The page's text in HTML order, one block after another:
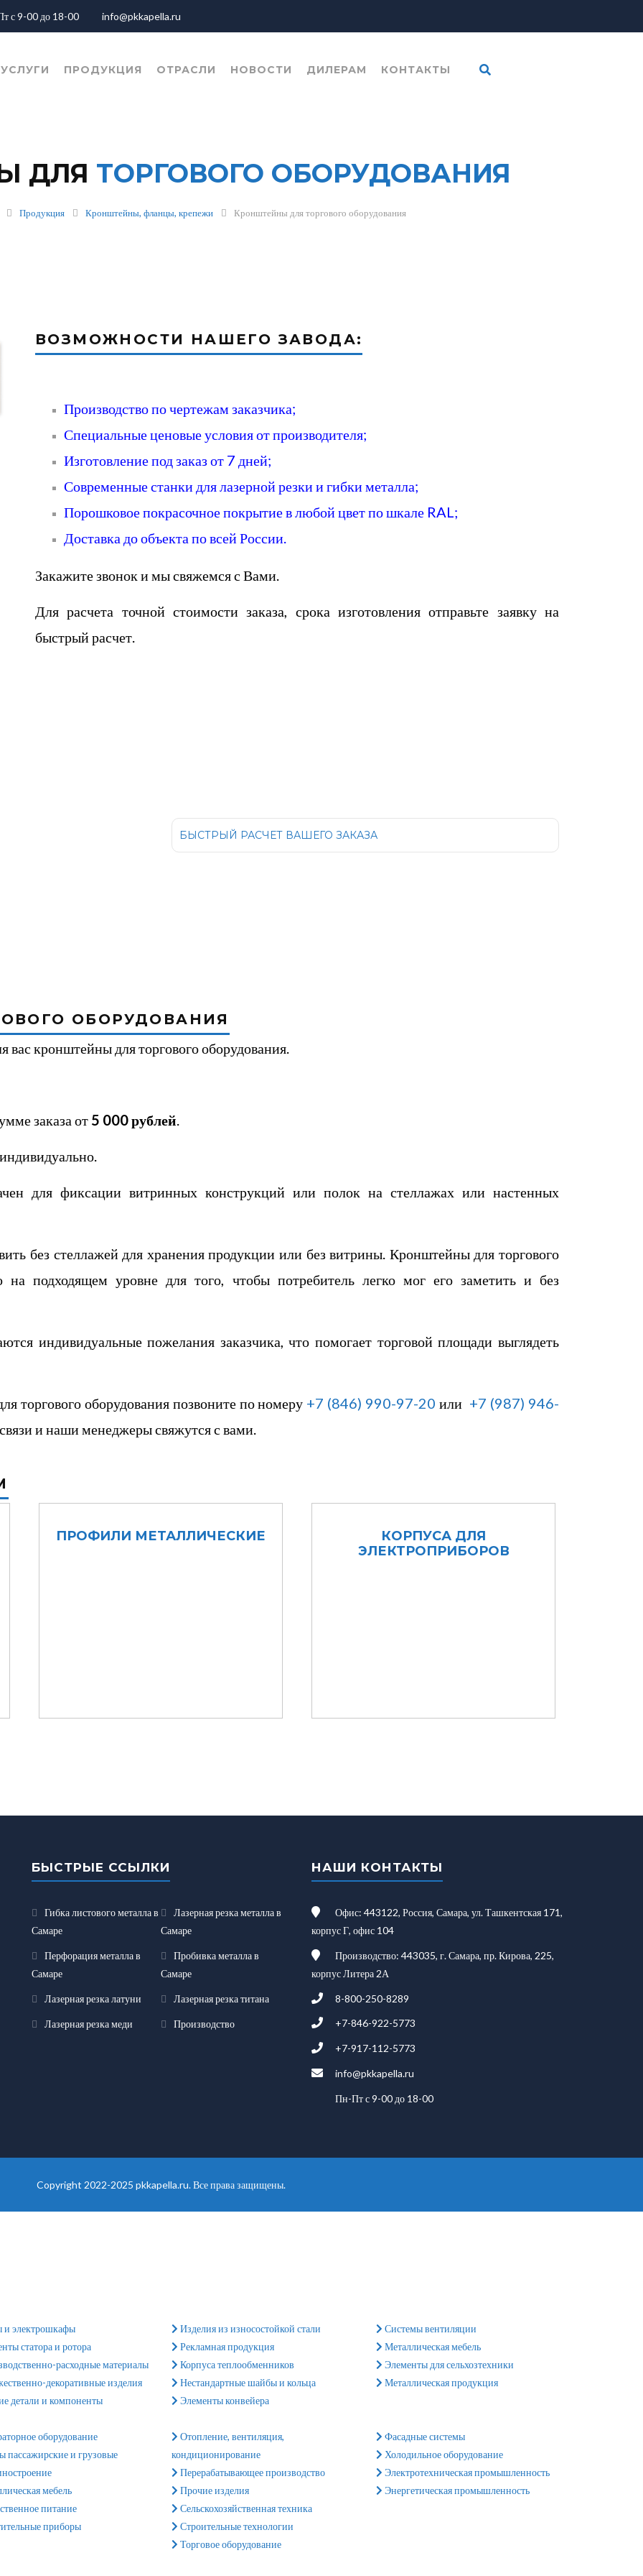
с 9-00 до 18-00 info@pkkapella.ru
УСЛУГИ ПРОДУКЦИЯ ОТРАСЛИ НОВОСТИ ДИЛЕРАМ КОНТАКТЫ
ДЛЯ ТОРГОВОГО ОБОРУДОВАНИЯ
Продукция Кронштейны, фланцы, крепежи Кронштейны для торгового оборудования
ВОЗМОЖНОСТИ НАШЕГО ЗАВОДА:
Производство по чертежам заказчика;
Специальные ценовые условия от производителя;
Изготовление под заказ от 7 дней;
Современные станки для лазерной резки и гибки металла;
Порошковое покрасочное покрытие в любой цвет по шкале RAL;
Доставка до объекта по всей России.
Закажите звонок и мы свяжемся с Вами.
Для расчета точной стоимости заказа, срока изготовления отправьте заявку на
быстрый расчет.
БЫСТРЫЙ РАСЧЕТ ВАШЕГО ЗАКАЗА
ОБОРУДОВАНИЯ
кронштейны для торгового оборудования.
заказа от 5 000 рублей.
для фиксации витринных конструкций или полок на стеллажах или настенных
без стеллажей для хранения продукции или без витрины. Кронштейны для торгового
подходящем уровне для того, чтобы потребитель легко мог его заметить и без
индивидуальные пожелания заказчика, что помогает торговой площади выглядеть
торгового оборудования позвоните по номеру +7​ (846) 990-97-20 или +7 (987) 946-
и наши менеджеры свяжутся с вами.
ПРОФИЛИ МЕТАЛЛИЧЕСКИЕ
КОРПУСА ДЛЯ
ЭЛЕКТРОПРИБОРОВ
БЫСТРЫЕ ССЫЛКИ
Гибка листового металла в
Самаре
Лазерная резка металла в
Самаре
Перфорация металла в
Самаре
Пробивка металла в
Самаре
Лазерная резка латуни Лазерная резка титана
Лазерная резка меди Производство
НАШИ КОНТАКТЫ
Офис: 443122, Россия, Самара, ул. Ташкентская 171,
корпус Г, офис 104
Производство: 443035, г. Самара, пр. Кирова, 225,
корпус Литера 2А
8-800-250-8289
+7-846-922-5773
+7-917-112-5773
info@pkkapella.ru
Пн-Пт с 9-00 до 18-00
Copyright 2022-2025 pkkapella.ru. Все права защищены.
электрошкафы
статора и ротора
расходные материалы
декоративные изделия
детали и компоненты
Изделия из износостойкой стали
Рекламная продукция
Корпуса теплообменников
Нестандартные шайбы и кольца
Элементы конвейера
Системы вентиляции
Металлическая мебель
Элементы для сельхозтехники
Металлическая продукция
оборудование
пассажирские и грузовые
мебель
питание
приборы
Отопление, вентиляция,
кондиционирование
Перерабатывающее производство
Прочие изделия
Сельскохозяйственная техника
Строительные технологии
Торговое оборудование
Фасадные системы
Холодильное оборудование
Электротехническая промышленность
Энергетическая промышленность